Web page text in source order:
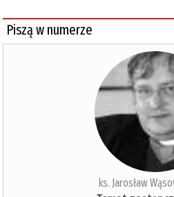
Piszą w numerze
ks. Jarosław